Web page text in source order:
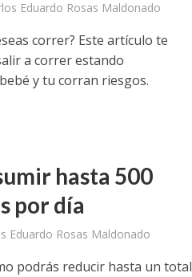
Eduardo Rosas Maldonado
correr? Este artículo te
a correr estando
y tu corran riesgos.
hasta 500
por día
Eduardo Rosas Maldonado
podrás reducir hasta un total